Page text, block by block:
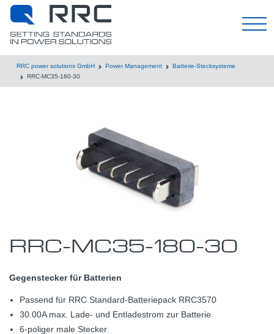
Deutsch
RRC power solutions GmbH Power Management
Batterie-Stecksysteme
RRC-MC35-180-30
RRC-MC35-180-30
Gegenstecker für Batterien
Passend für RRC Standard-Batteriepack RRC3570
30.00A max. Lade- und Entladestrom zur Batterie
6-poliger male Stecker